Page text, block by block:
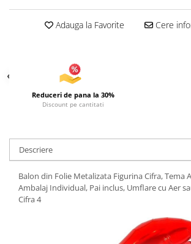
Accesorii Auto
Accesorii Auto
Accesorii biciclete
Ochelari de Protecţie
Articole pentru Copii
Articole diverse pentru copii
Covorase de joaca
Adauga la Favorite Cere
Reduceri de pana la 30%
Discount pe cantitati
Descriere
Balon din Folie Metalizata Figurina Cifra, Tema
Ambalaj Individual, Pai inclus, Umflare cu Aer
Cifra 4